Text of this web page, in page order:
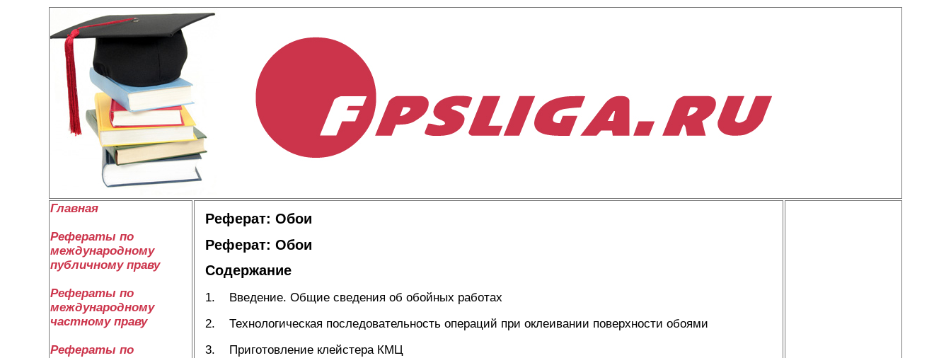
Главная
Рефераты по
международному
публичному праву
Рефераты по
международному
частному праву
Рефераты по
Реферат: Обои
Реферат: Обои
Содержание
1. Введение. Общие сведения об обойных работах
2. Технологическая последовательность операций при оклеивании поверхности обоями
3. Приготовление клейстера КМЦ